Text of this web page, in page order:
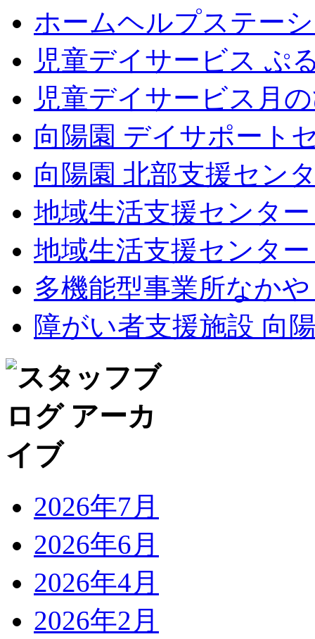
ホームヘルプステー
児童デイサービス ぷ
児童デイサービス月
向陽園 デイサポート
向陽園 北部支援セン
地域生活支援センタ
地域生活支援センタ
多機能型事業所なか
障がい者支援施設 向
2026年7月
2026年6月
2026年4月
2026年2月